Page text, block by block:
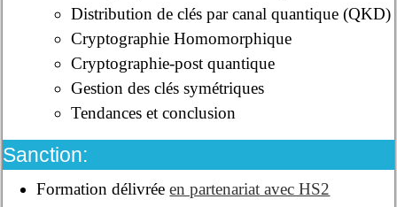
Distribution de clés par canal quantique (QKD)
Cryptographie Homomorphique
Cryptographie-post quantique
Gestion des clés symétriques
Tendances et conclusion
Sanction:
Formation délivréeen partenariat avec HS2